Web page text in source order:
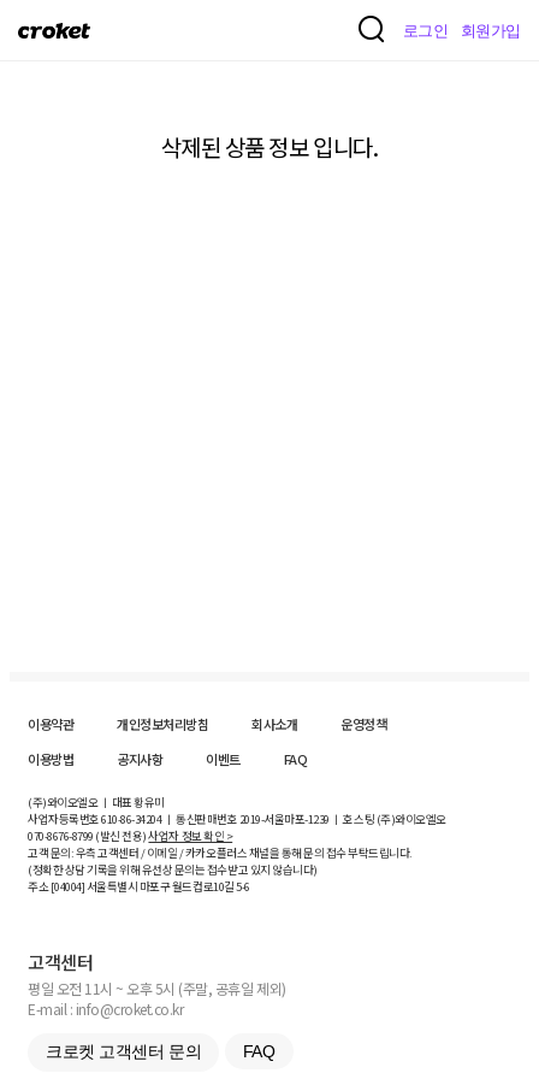
크
로그인 회원가입
삭제된 상품 정보 입니다.
이용약관 개인정보처리방침 회사소개
운영정책
이용방법
공지사항 이벤트 FAQ
(주)와이오엘오 ㅣ 대표 황유미
사업자등록번호610-86-34204ㅣ 통신판매번호 2019-서울마포-1239 ㅣ 호스팅 (주)와이오엘오
070-8676-8799 (발신 전용)사업자 정보 확인 >
고객 문의: 우측 고객센터 / 이메일 / 카카오플러스 채널을 통해 문의 접수 부탁드립니다.
(정확한 상담 기록을 위해 유선상 문의는 접수받고 있지 않습니다)
주소 [04004] 서울특별시 마포구 월드컵로10길5-6
고객센터
평일 오전 11시 ~ 오후 5시 (주말, 공휴일 제외)
E-mail : info@croket.co.kr
크로켓 고객센터 문의 FAQ